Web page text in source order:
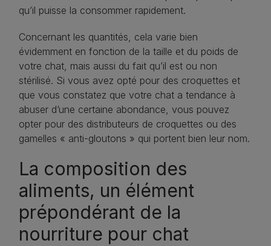
qu’il puisse la consommer rapidement.
Concernant les quantités, cela varie bien
évidemment en fonction de la taille et du poids de
votre chat, mais aussi du fait qu’il est ou non
stérilisé. Si vous avez opté pour des croquettes et
que vous constatez que votre chat a tendance à
abuser d’une certaine abondance, vous pouvez
opter pour des distributeurs de croquettes ou des
gamelles « anti-gloutons » qui portent bien leur nom.
La composition des
aliments, un élément
prépondérant de la
nourriture pour chat